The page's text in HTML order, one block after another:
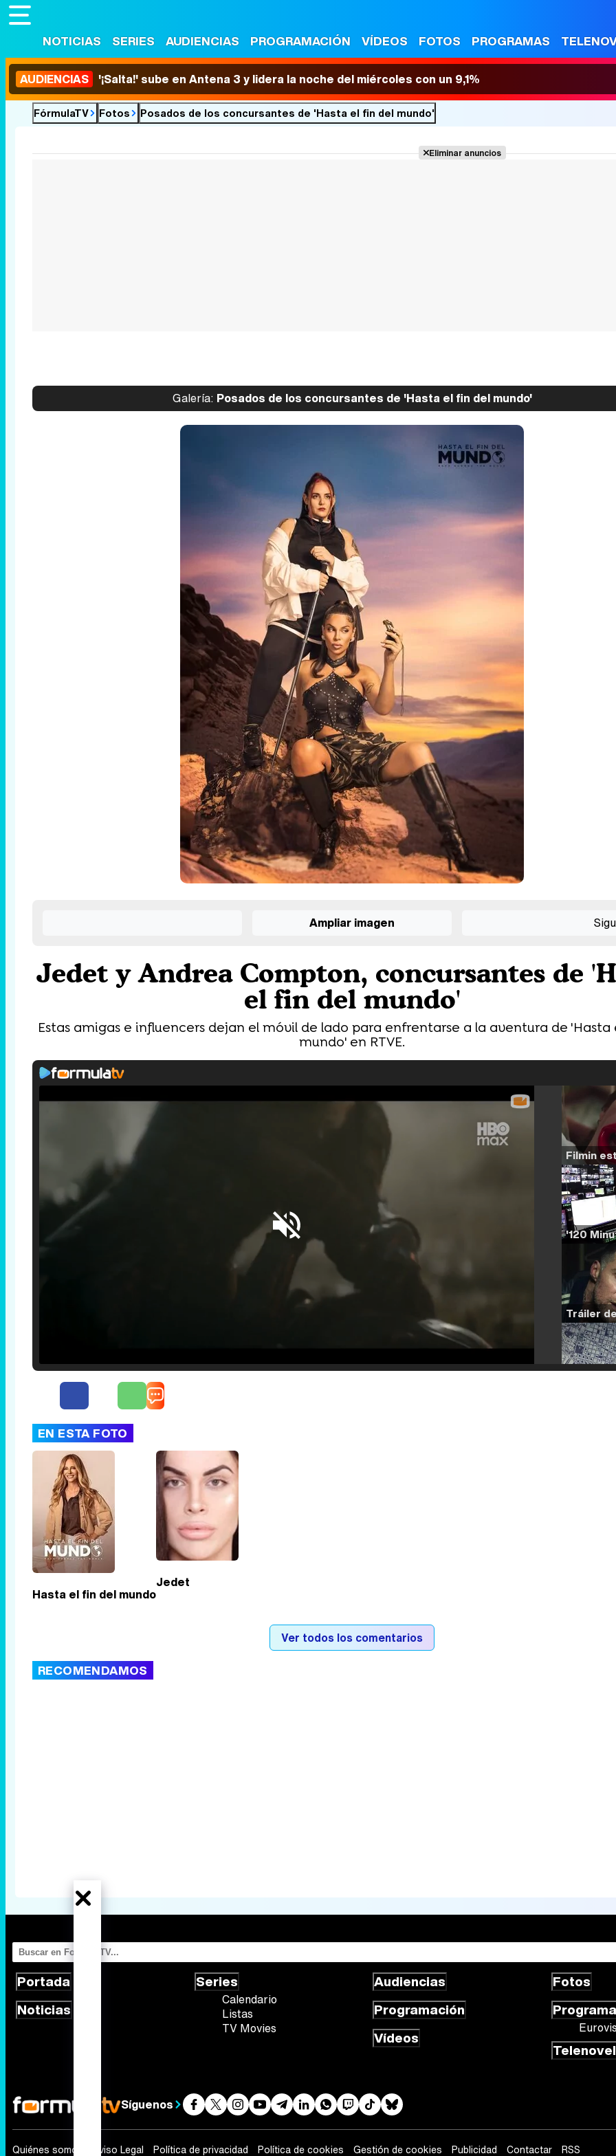
NOTICIAS SERIES AUDIENCIAS PROGRAMACIÓN VÍDEOS FOTOS PROGRAMAS
AUDIENCIAS '¡Salta!' sube en Antena 3 y lidera la noche del miércoles con un 9,1%
FórmulaTV Fotos Posados de los concursantes de 'Hasta el fin del mundo'
Eliminar anuncios
Galería: Posados de los concursantes de 'Hasta el fin del mundo'
Ampliar imagen
Jedet y Andrea Compton, concursantes de
el fin del mundo'
Estas amigas e influencers dejan el móvil de lado para enfrentarse a la aventura de 'Hasta
mundo' en RTVE.
EN ESTA FOTO
Hasta el fin del mundo
Jedet
Ver todos los comentarios
RECOMENDAMOS
Portada
Noticias
Series
Calendario
Listas
TV Movies
Audiencias
Programación
Vídeos
Fotos
Síguenos
Quiénes somos Aviso Legal Política de privacidad Política de cookies Gestión de cookies Publicidad Contactar RSS